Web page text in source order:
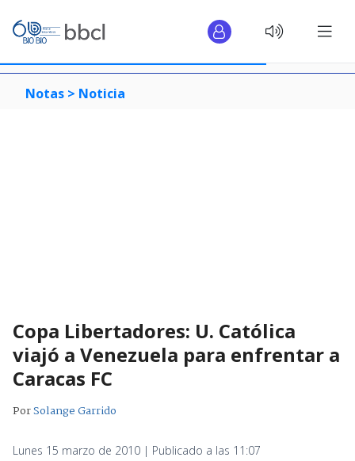
Notas > Noticia
Copa Libertadores: U. Católica
viajó a Venezuela para enfrentar a
Caracas FC
PorSolange Garrido
Lunes 15 marzo de 2010 | Publicado a las 11:07